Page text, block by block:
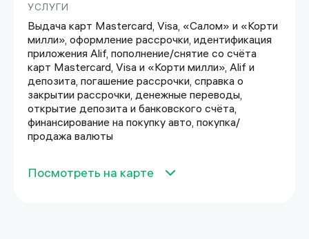
УСЛУГИ
Выдача карт Mastercard, Visa, «Салом» и «Корти
милли», оформление рассрочки, идентификация
приложения Alif, пополнение/снятие со счёта
карт Mastercard, Visa и «Корти милли», Alif и
депозита, погашение рассрочки, справка о
закрытии рассрочки, денежные переводы,
открытие депозита и банковского счёта,
финансирование на покупку авто, покупка/
продажа валюты
Посмотреть на карте